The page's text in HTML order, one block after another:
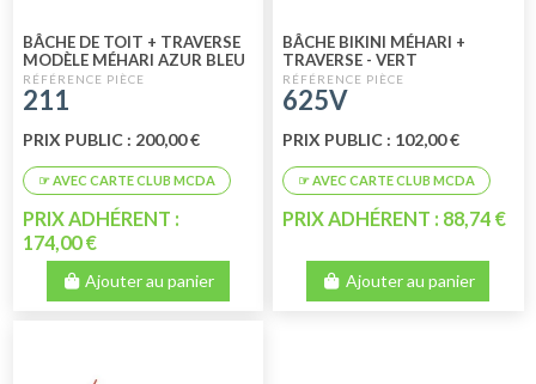
BÂCHE DE TOIT + TRAVERSE
MODÈLE MÉHARI AZUR BLEU
211
PRIX PUBLIC : 200,00 €
PRIX ADHÉRENT :
174,00 €
Ajouter au panier
BÂCHE BIKINI MÉHARI +
TRAVERSE - VERT
625V
PRIX PUBLIC : 102,00 €
PRIX ADHÉRENT : 88,74 €
Ajouter au panier